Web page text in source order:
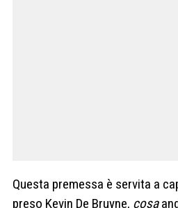
Questa premessa è servita a
preso Kevin De Bruyne, cosa